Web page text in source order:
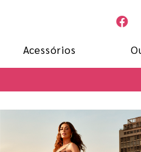
Acessórios